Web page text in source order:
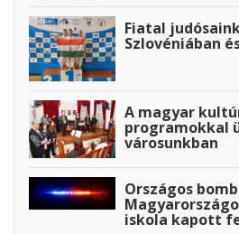
Fiatal
Szlovéniában
A magyar
programokkal
városunkban
Országos
iskola kapott